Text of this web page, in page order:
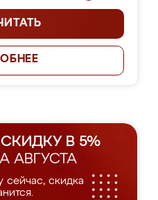
В 5%
АВГУСТА
сейчас, скидка